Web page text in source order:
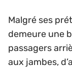
Malgré ses
demeure une
passagers
aux jambes,